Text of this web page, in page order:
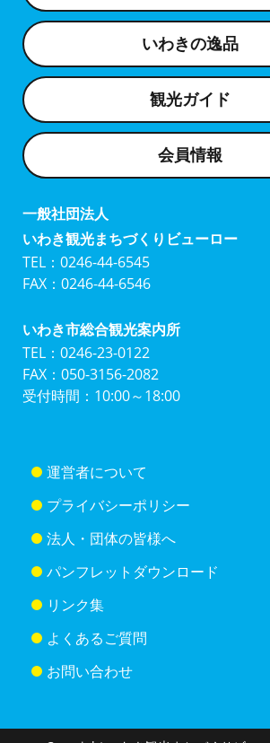
いわきの逸品
観光ガイド
会員情報
一般社団法人
いわき観光まちづくりビューロー
TEL：0246-44-6545
FAX：0246-44-6546
いわき市総合観光案内所
TEL：0246-23-0122
FAX：050-3156-2082
受付時間：10:00～18:00
運営者について
プライバシーポリシー
法人・団体の皆様へ
パンフレットダウンロード
リンク集
よくあるご質問
お問い合わせ